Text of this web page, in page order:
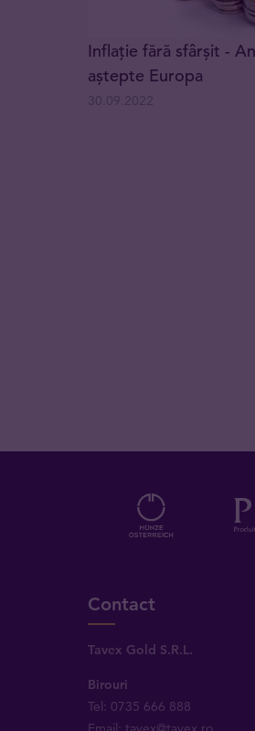
Inflație fără sfârșit -
aștepte Europa
Contact
Tavex Gold S.R.L.
Birouri
Tel: 0735 666 888